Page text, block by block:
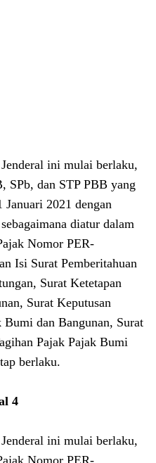
ini mulai berlaku,
SPb, dan STP PBB yang
2021 dengan
diatur dalam
Nomor PER-
Isi Surat Pemberitahuan
Surat Ketetapan
Surat Keputusan
Bumi dan Bangunan, Surat
Pajak Pajak Bumi
berlaku.
4
ini mulai berlaku,
Nomor PER-